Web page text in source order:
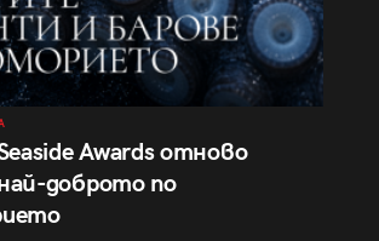
Awards отново
доброто по